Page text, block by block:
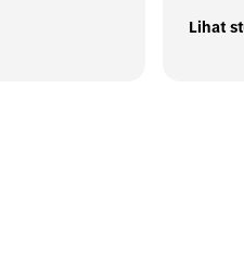
Lihat